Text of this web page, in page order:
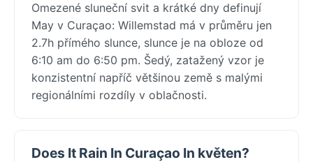
Omezené sluneční svit a krátké dny definují
May v Curaçao: Willemstad má v průměru jen
2.7h přímého slunce, slunce je na obloze od
6:10 am do 6:50 pm. Šedý, zatažený vzor je
konzistentní napříč většinou země s malými
regionálními rozdíly v oblačnosti.
Does It Rain In Curaçao In květen?